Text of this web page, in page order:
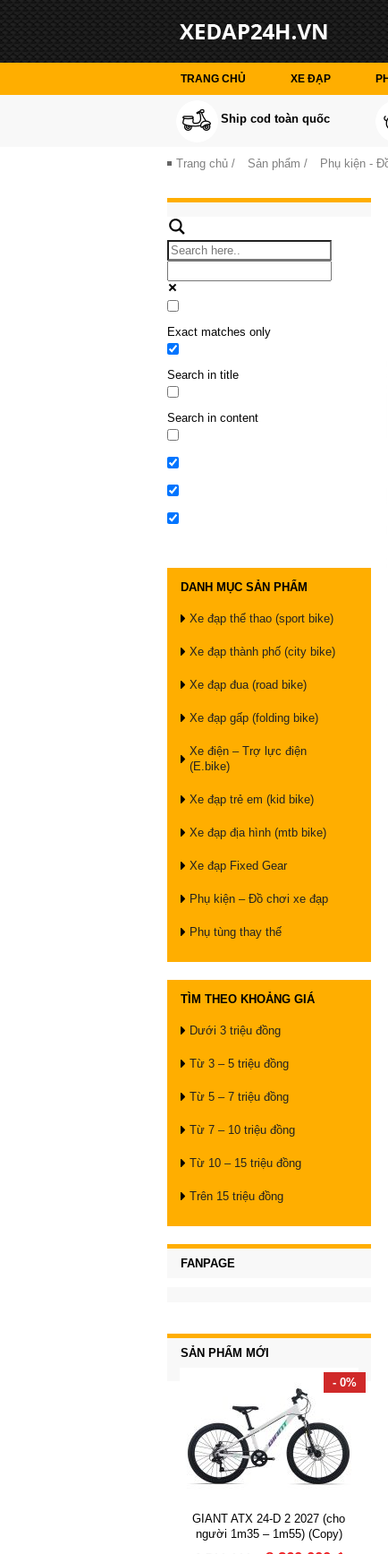
TRANG CHỦ XE ĐẠP
Ship cod toàn quốc
Trang chủ / Sản phẩm / Phụ kiện -
Exact matches only
Search in title
Search in content
DANH MỤC SẢN PHẨM
Xe đạp thể thao (sport bike)
Xe đạp thành phố (city bike)
Xe đạp đua (road bike)
Xe đạp gấp (folding bike)
Xe điện – Trợ lực điện
(E.bike)
Xe đạp trẻ em (kid bike)
Xe đạp địa hình (mtb bike)
Xe đạp Fixed Gear
Phụ kiện – Đồ chơi xe đạp
Phụ tùng thay thế
TÌM THEO KHOẢNG GIÁ
Dưới 3 triệu đồng
Từ 3 – 5 triệu đồng
Từ 5 – 7 triệu đồng
Từ 7 – 10 triệu đồng
Từ 10 – 15 triệu đồng
Trên 15 triệu đồng
FANPAGE
SẢN PHẨM MỚI
- 0%
GIANT ATX 24-D 2 2027 (cho
người 1m35 – 1m55) (Copy)